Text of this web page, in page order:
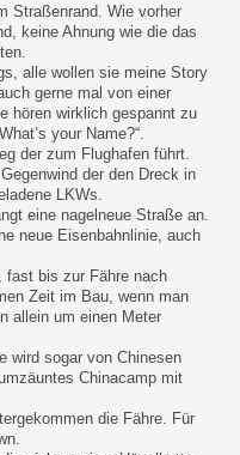
Straßenrand. Wie vorher
keine Ahnung wie die das
alle wollen sie meine Story
gerne mal von einer
hören wirklich gespannt zu
your Name?“.
der zum Flughafen führt.
der den Dreck in
LKWs.
eine nagelneue Straße an.
neue Eisenbahnlinie, auch
fast bis zur Fähre nach
Zeit im Bau, wenn man
allein um einen Meter
wird sogar von Chinesen
Chinacamp mit
die Fähre. Für